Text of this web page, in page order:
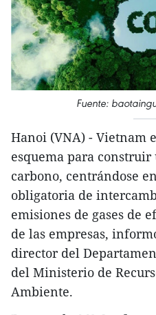
Fuente:
Hanoi (VNA) - Vietnam
esquema para
carbono, centrándose
obligatoria de
emisiones de gases de
de las empresas,
director del
del Ministerio de
Ambiente.